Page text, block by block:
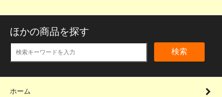
ほかの商品を探す
検索
ホーム